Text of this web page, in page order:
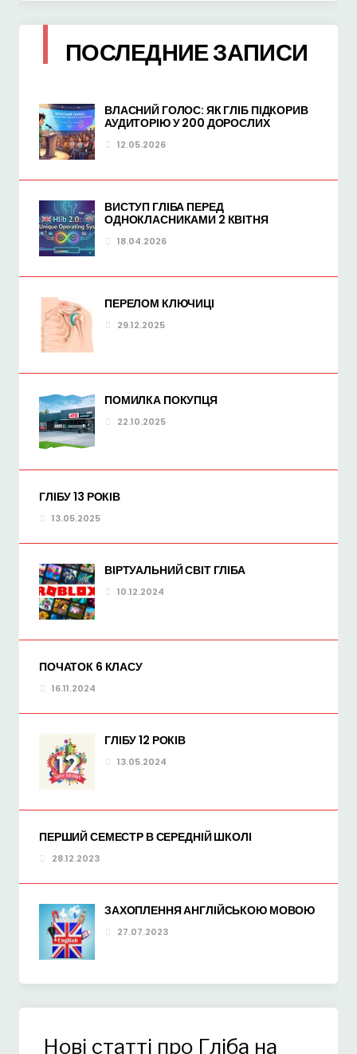
ПОСЛЕДНИЕ ЗАПИСИ
ВЛАСНИЙ ГОЛОС: ЯК ГЛІБ ПІДКОРИВ
АУДИТОРІЮ У 200 ДОРОСЛИХ
12.05.2026
ВИСТУП ГЛІБА ПЕРЕД
ОДНОКЛАСНИКАМИ 2 КВІТНЯ
18.04.2026
ПЕРЕЛОМ КЛЮЧИЦІ
29.12.2025
ПОМИЛКА ПОКУПЦЯ
22.10.2025
ГЛІБУ 13 РОКІВ
13.05.2025
ВІРТУАЛЬНИЙ СВІТ ГЛІБА
10.12.2024
ПОЧАТОК 6 КЛАСУ
16.11.2024
ГЛІБУ 12 РОКІВ
13.05.2024
ПЕРШИЙ СЕМЕСТР В СЕРЕДНІЙ ШКОЛІ
28.12.2023
ЗАХОПЛЕННЯ АНГЛІЙСЬКОЮ МОВОЮ
27.07.2023
Нові статті про Гліба на